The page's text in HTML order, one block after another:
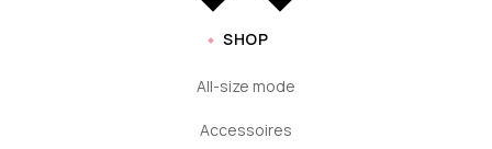
SHOP
All-size mode
Accessoires